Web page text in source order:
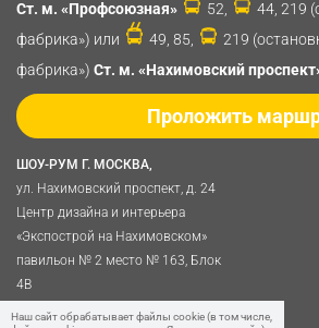
ШОУ-РУМ Г. МОСКВА,
ул. Нахимовский проспект, д. 24
Центр дизайна и интерьера
«Экспострой на Нахимовском»
павильон № 2 место № 163, Блок
4B
Политика обработки
Ст. м. «Профсоюзная» 52,
44, 219
фабрика») или
49, 85,
219
фабрика») Ст. м. «Нахимовский
Проложить
Наш сайт обрабатывает файлы cookie (в том числе,